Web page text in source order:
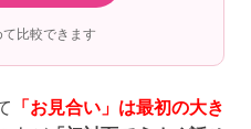
比較できます
「お見合い」は最初の大き